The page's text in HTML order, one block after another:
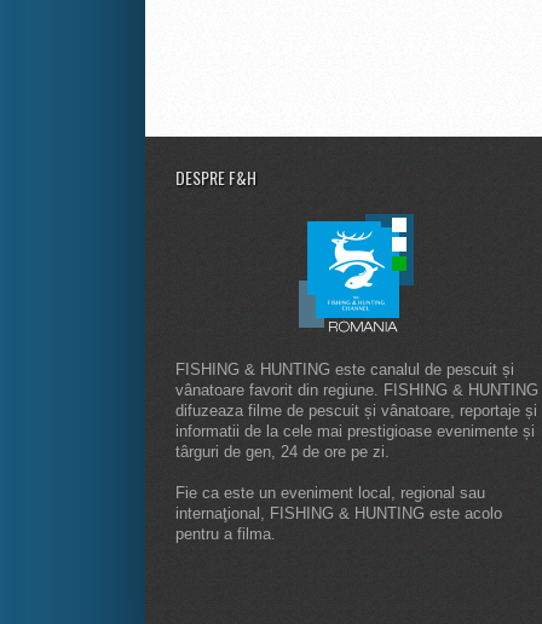
DESPRE F&H
FISHING & HUNTING este canalul de pescuit și
vânatoare favorit din regiune. FISHING & HUNTING
difuzeaza filme de pescuit și vânatoare, reportaje și
informatii de la cele mai prestigioase evenimente și
târguri de gen, 24 de ore pe zi.
Fie ca este un eveniment local, regional sau
internaţional, FISHING & HUNTING este acolo
pentru a filma.